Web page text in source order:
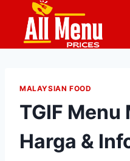
content
MALAYSIAN FOOD
TGIF Menu
Harga &